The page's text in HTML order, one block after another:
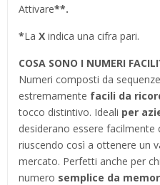
Attivare**.
*La X indica una cifra pari.
COSA SONO I NUMERI
Numeri composti da
estremamente facili da
tocco distintivo. Ideali per
desiderano essere
riuscendo così a ottenere un
mercato. Perfetti anche per
numero semplice da